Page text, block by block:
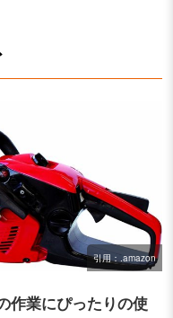
引用：.amazon
作業にぴったりの使